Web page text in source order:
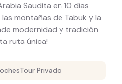
Saudita en 10 días
las montañas de Tabuk y la
modernidad y tradición
ruta única!
Tour Privado